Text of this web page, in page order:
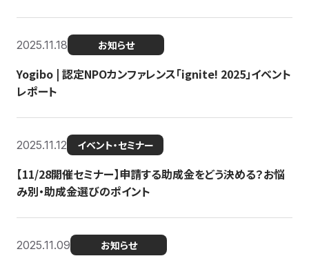
2025.11.18 お知らせ
Yogibo | 認定NPOカンファレンス「ignite! 2025」イベント
レポート
2025.11.12 イベント・セミナー
【11/28開催セミナー】申請する助成金をどう決める？お悩
み別・助成金選びのポイント
2025.11.09 お知らせ